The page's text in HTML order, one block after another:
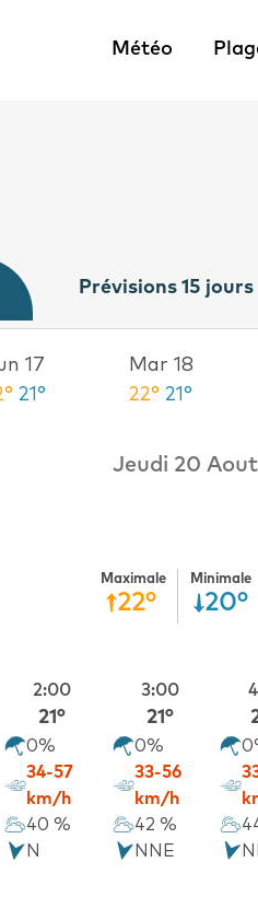
Météo
Prévisions 15 jours
17
21°
Mar 18
22° 21°
Jeudi 20
Maximale
22°
Minimale
20°
2:00
21°
0%
34-57
km/h
40 %
N
3:00
21°
0%
33-56
km/h
42 %
NNE